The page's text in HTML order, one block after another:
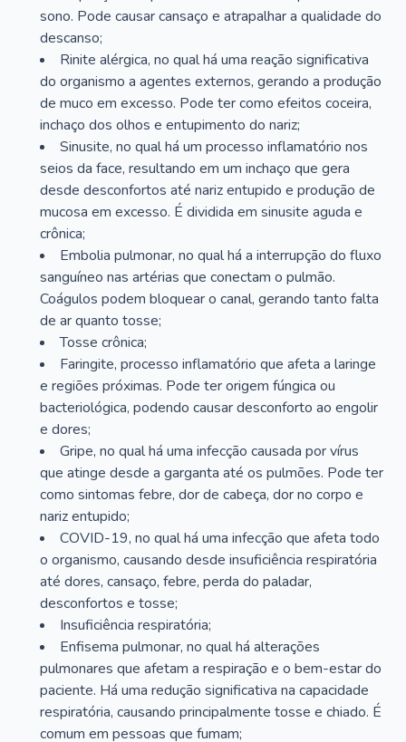
sono. Pode causar cansaço e atrapalhar a qualidade do
descanso;
Rinite alérgica, no qual há uma reação significativa
do organismo a agentes externos, gerando a produção
de muco em excesso. Pode ter como efeitos coceira,
inchaço dos olhos e entupimento do nariz;
Sinusite, no qual há um processo inflamatório nos
seios da face, resultando em um inchaço que gera
desde desconfortos até nariz entupido e produção de
mucosa em excesso. É dividida em sinusite aguda e
crônica;
Embolia pulmonar, no qual há a interrupção do fluxo
sanguíneo nas artérias que conectam o pulmão.
Coágulos podem bloquear o canal, gerando tanto falta
de ar quanto tosse;
Tosse crônica;
Faringite, processo inflamatório que afeta a laringe
e regiões próximas. Pode ter origem fúngica ou
bacteriológica, podendo causar desconforto ao engolir
e dores;
Gripe, no qual há uma infecção causada por vírus
que atinge desde a garganta até os pulmões. Pode ter
como sintomas febre, dor de cabeça, dor no corpo e
nariz entupido;
COVID-19, no qual há uma infecção que afeta todo
o organismo, causando desde insuficiência respiratória
até dores, cansaço, febre, perda do paladar,
desconfortos e tosse;
Insuficiência respiratória;
Enfisema pulmonar, no qual há alterações
pulmonares que afetam a respiração e o bem-estar do
paciente. Há uma redução significativa na capacidade
respiratória, causando principalmente tosse e chiado. É
comum em pessoas que fumam;